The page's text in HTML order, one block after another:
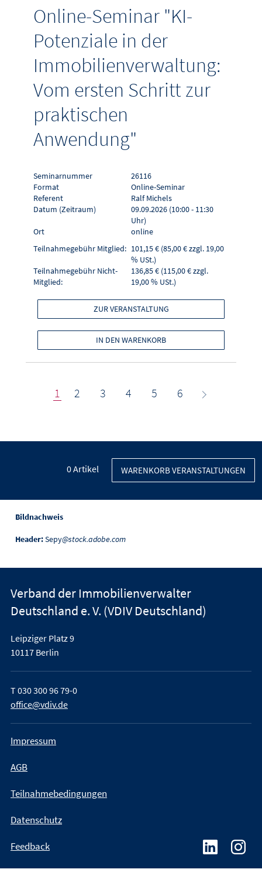
Online-Seminar "KI-
Potenziale in der
Immobilienverwaltung:
Vom ersten Schritt zur
praktischen
Anwendung"
Seminarnummer
26116
Format
Online-Seminar
Referent
Ralf Michels
Datum (Zeitraum)
09.09.2026 (10:00 - 11:30
Uhr)
Ort
online
Teilnahmegebühr Mitglied: 101,15 € (85,00 € zzgl. 19,00
% USt.)
Teilnahmegebühr Nicht-
Mitglied:
136,85 € (115,00 € zzgl.
19,00 % USt.)
ZUR VERANSTALTUNG
IN DEN WARENKORB
1 2 3 4 5 6
0Artikel WARENKORB VERANSTALTUNGEN
Bildnachweis
Header:Sepy@stock.adobe.com
Verband der Immobilienverwalter
Deutschland e. V. (VDIV Deutschland)
Leipziger Platz 9
10117 Berlin
T030 300 96 79-0
office@vdiv.de
Impressum
AGB
Teilnahmebedingungen
Datenschutz
Feedback